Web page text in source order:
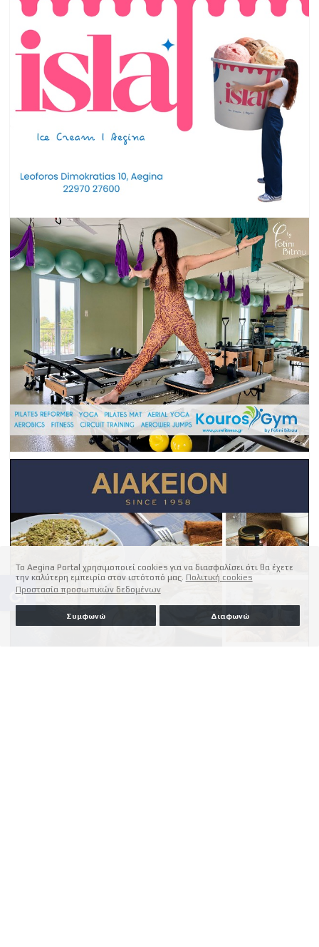
Το Aegina Portal χρησιμοποιεί cookies για να διασφαλίσει ότι θα έχετε
την καλύτερη εμπειρία στον ιστότοπό μας. Πολιτική cookies
Προστασία προσωπικών δεδομένων
Συμφωνώ Διαφωνώ
accessible